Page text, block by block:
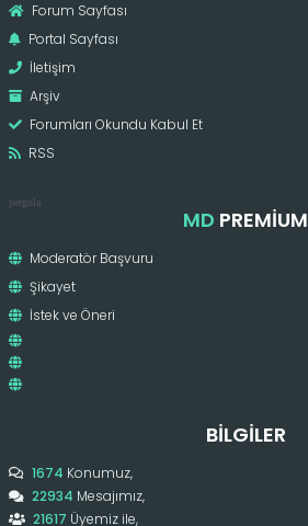
Forum Sayfası
Portal Sayfası
İletişim
Arşiv
Forumları Okundu Kabul Et
RSS
pergola
MD PREMIUM
Moderatör Başvuru
Şikayet
İstek ve Öneri
BILGILER
1674 Konumuz,
22934 Mesajımız,
21617 Üyemiz ile,